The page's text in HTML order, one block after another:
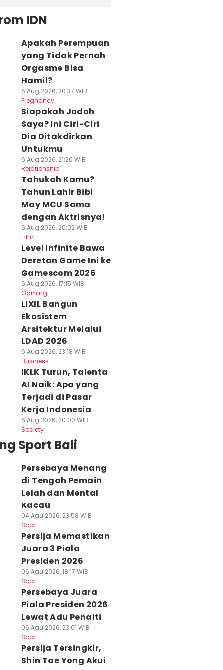
IDN
Apakah Perempuan
yang Tidak Pernah
Orgasme Bisa
Hamil?
6 Aug 2026, 20:37 WIB
Pregnancy
Siapakah Jodoh
Saya? Ini Ciri-Ciri
Dia Ditakdirkan
Untukmu
6 Aug 2026, 21:20 WIB
Relationship
Tahukah Kamu?
Tahun Lahir Bibi
May MCU Sama
dengan Aktrisnya!
6 Aug 2026, 20:02 WIB
Film
Level Infinite Bawa
Deretan Game Ini ke
Gamescom 2026
6 Aug 2026, 17:15 WIB
Gaming
LIXIL Bangun
Ekosistem
Arsitektur Melalui
LDAD 2026
6 Aug 2026, 23:18 WIB
Business
IKLK Turun, Talenta
AI Naik: Apa yang
Terjadi di Pasar
Kerja Indonesia
6 Aug 2026, 20:00 WIB
Society
Sport Bali
Persebaya Menang
di Tengah Pemain
Lelah dan Mental
Kacau
04 Agu 2026, 23:58 WIB
Sport
Persija Memastikan
Juara 3 Piala
Presiden 2026
06 Agu 2026, 18:17 WIB
Sport
Persebaya Juara
Piala Presiden 2026
Lewat Adu Penalti
06 Agu 2026, 23:01 WIB
Sport
Persija Tersingkir,
Shin Tae Yong Akui